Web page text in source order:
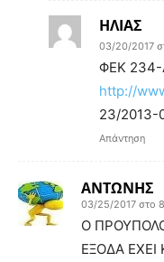
ΗΛΙΑΣ
03/20/2017
ΦΕΚ
http://
23/2013-
Απάντηση
ΑΝΤΩΝΗΣ
03/25/2017 στο
Ο
ΕΞΟΔΑ ΕΧΕΙ